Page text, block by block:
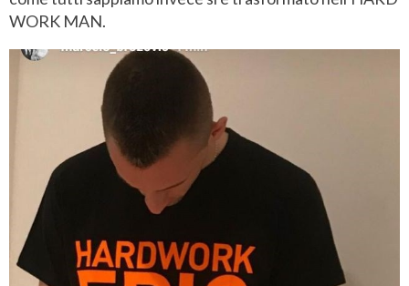
WORK MAN.